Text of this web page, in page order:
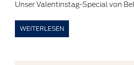
Unser Valentinstag-Special von
WEITERLESEN